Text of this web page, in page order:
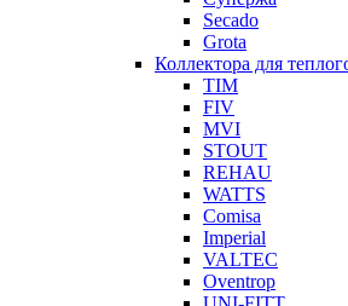
Secado
Grota
Коллектора для
TIM
FIV
MVI
STOUT
REHAU
WATTS
Comisa
Imperial
VALTEC
Oventrop